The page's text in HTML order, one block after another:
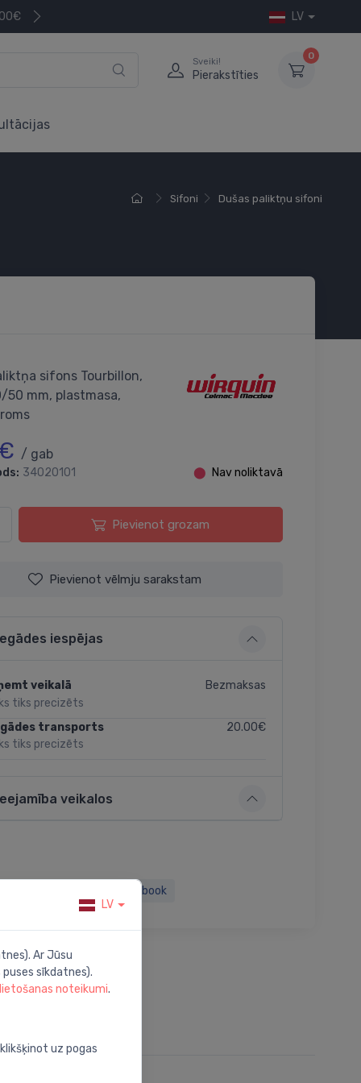
LV
Sveiki!
Pierakstīties
0
Sifoni Dušas paliktņu sifoni
sifons Tourbillon,
50 mm, plastmasa,
/ gab
34020101 ⬤ Nav noliktavā
Pievienot grozam
Pievienot vēlmju sarakstam
iespējas
veikalā
tiks precizēts
Bezmaksas
transports
tiks precizēts
20.00€
veikalos
Facebook
LV
Ar Jūsu
sīkdatnes).
noteikumi.
uz pogas